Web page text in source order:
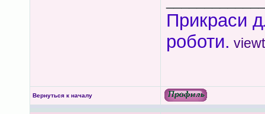
Прикраси
роботи.
Вернуться к началу